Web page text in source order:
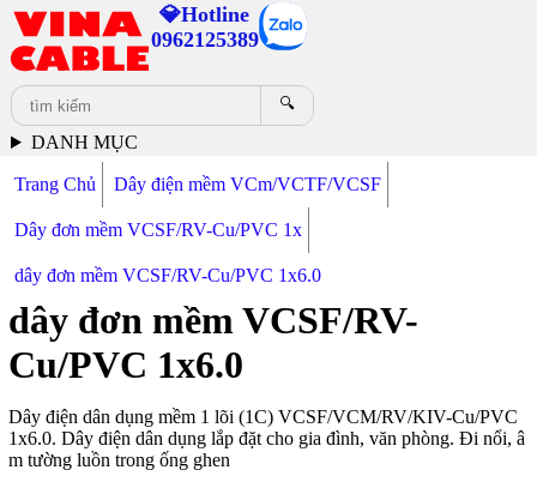
💎Hotline
0962125389
🔍
DANH MỤC
Trang Chủ Dây điện mềm VCm/VCTF/VCSF
Dây đơn mềm VCSF/RV-Cu/PVC 1x
dây đơn mềm VCSF/RV-Cu/PVC 1x6.0
dây đơn mềm VCSF/RV-
Cu/PVC 1x6.0
Dây điện dân dụng mềm 1 lõi (1C) VCSF/VCM/RV/KIV-Cu/PVC
1x6.0. Dây điện dân dụng lắp đặt cho gia đình, văn phòng. Đi nổi, â
m tường luồn trong ống ghen